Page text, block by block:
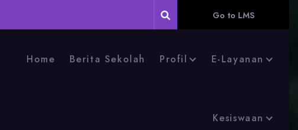
Go to LMS
Home Berita Sekolah Profil E-Layanan
Kesiswaan